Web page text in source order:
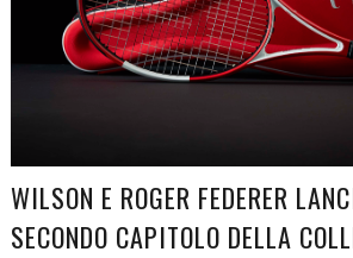
WILSON E ROGER FEDERER
SECONDO CAPITOLO DELLA